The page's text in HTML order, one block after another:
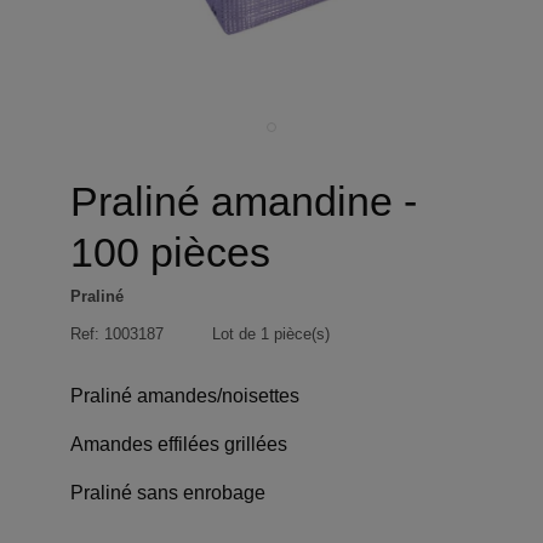
Praliné amandine -
100 pièces
Praliné
Ref: 1003187 Lot de 1 pièce(s)
Praliné amandes/noisettes
Amandes effilées grillées
Praliné sans enrobage